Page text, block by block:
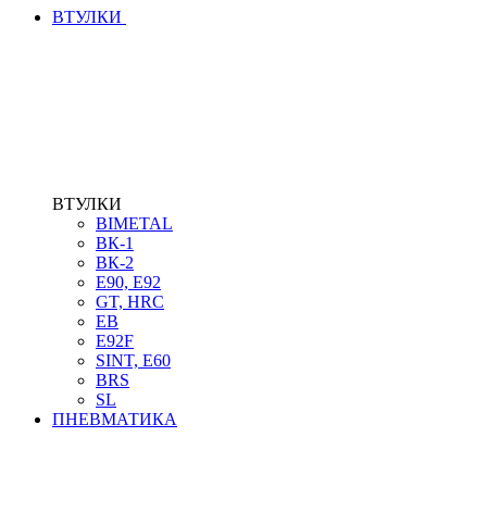
ВТУЛКИ
ВТУЛКИ
BIMETAL
ВК-1
ВК-2
Е90, E92
GT, HRC
EB
Е92F
SINT, E60
BRS
SL
ПНЕВМАТИКА